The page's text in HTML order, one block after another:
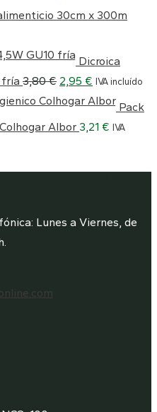
precio
era:
6,47 €.
precio
3,63 €.
30cm x 300m
Dicroica
fría 3,80€ El
precio
original
2,95 € El
precio
actual
IVA incluído
Pack
Albor 3,21 € IVA
Lunes a Viernes, de